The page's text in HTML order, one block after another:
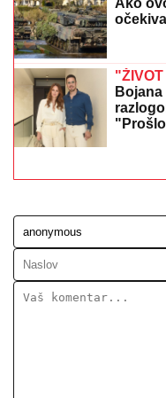
GOCA BOŽINOVSKA
Snajka Bojana grmi u
Oglasila se sa jahte,
sam",
kroz